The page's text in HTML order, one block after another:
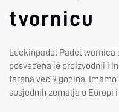
tvornicu
Luckinpadel Padel tvornica
posvećena je proizvodnji i
terena već 9 godina.
susjednih zemalja u Europi